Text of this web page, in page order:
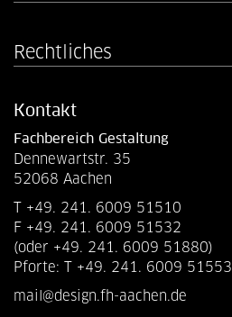
Rechtliches
Kontakt
Fachbereich Gestaltung
Dennewartstr. 35
52068 Aachen
T +49. 241. 6009 51510
F +49. 241. 6009 51532
(oder +49. 241. 6009 51880)
Pforte: T +49. 241. 6009 51553
mail@design.fh-aachen.de